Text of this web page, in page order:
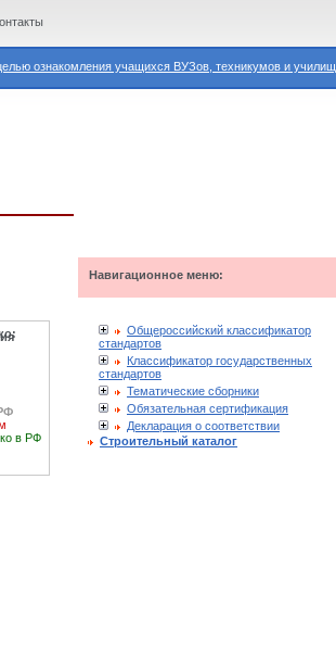
ознакомления учащихся ВУЗов, техникумов и училищ.
в РФ
Навигационное меню:
Общероссийский классификатор
стандартов
Классификатор государственных
стандартов
Тематические сборники
Обязательная сертификация
Декларация о соответствии
Строительный каталог